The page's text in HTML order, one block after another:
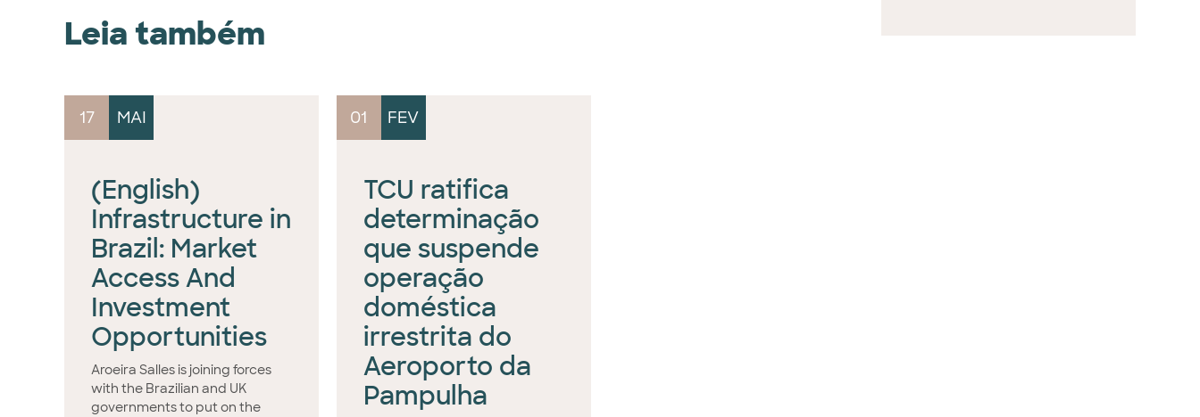
Leia também
17 MAI
(English)
Infrastructure in
Brazil: Market
Access And
Investment
Opportunities
Aroeira Salles is joining forces
with the Brazilian and UK
governments to put on the
01 FEV
TCU ratifica
determinação
que suspende
operação
doméstica
irrestrita do
Aeroporto da
Pampulha